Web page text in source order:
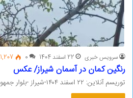
سرویس خبری 22 اسفند 1404 0
1,207
رنگین کمان در آسمان شیراز/ عکس
توریسم آنلاین: ۲۲ اسفند ۱۴۰۴-شیراز -بلوار جمهوری عکاس: شیده کاوسی